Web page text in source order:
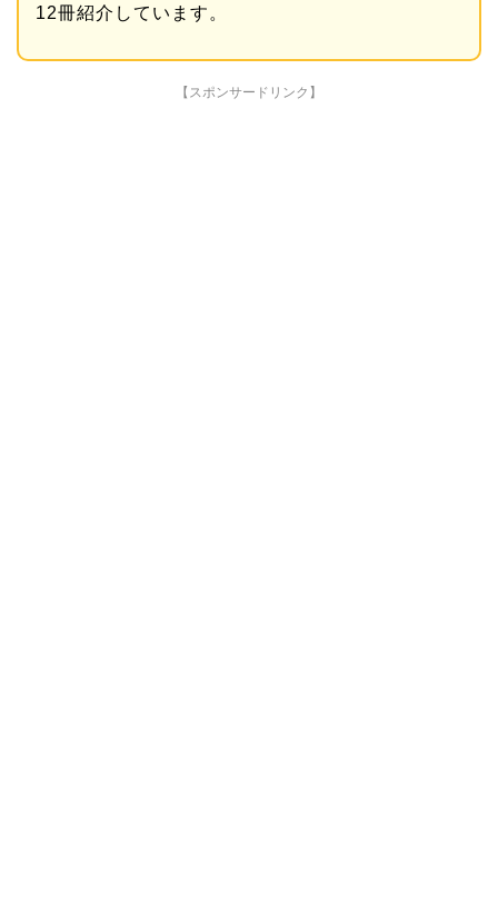
12冊紹介しています。
【スポンサードリンク】